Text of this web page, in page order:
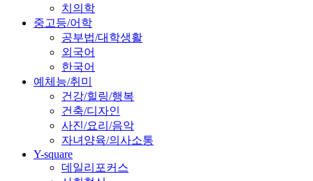
치의학
중고등/어학
공부법/대학생활
외국어
한국어
예체능/취미
건강/힐링/행복
건축/디자인
사진/요리/음악
자녀양육/의사소통
Y-square
데일리포커스